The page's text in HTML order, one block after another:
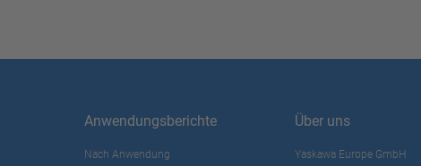
Anwendungsberichte
Nach Anwendung
Über uns
Yaskawa Europe GmbH